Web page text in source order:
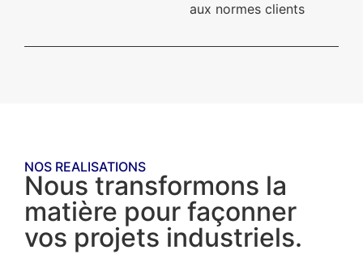
aux normes clients
NOS REALISATIONS
Nous transformons la
matière pour façonner
vos projets industriels.